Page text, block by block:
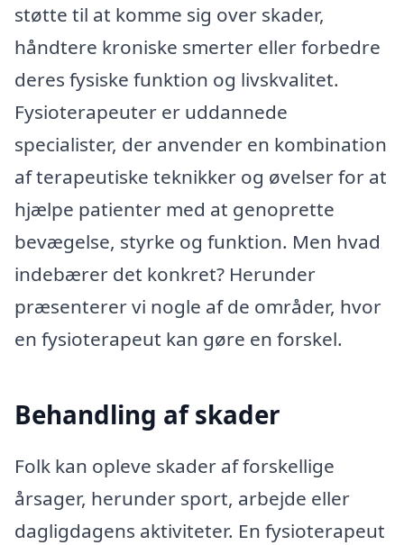
støtte til at komme sig over skader,
håndtere kroniske smerter eller forbedre
deres fysiske funktion og livskvalitet.
Fysioterapeuter er uddannede
specialister, der anvender en kombination
af terapeutiske teknikker og øvelser for at
hjælpe patienter med at genoprette
bevægelse, styrke og funktion. Men hvad
indebærer det konkret? Herunder
præsenterer vi nogle af de områder, hvor
en fysioterapeut kan gøre en forskel.
Behandling af skader
Folk kan opleve skader af forskellige
årsager, herunder sport, arbejde eller
dagligdagens aktiviteter. En fysioterapeut